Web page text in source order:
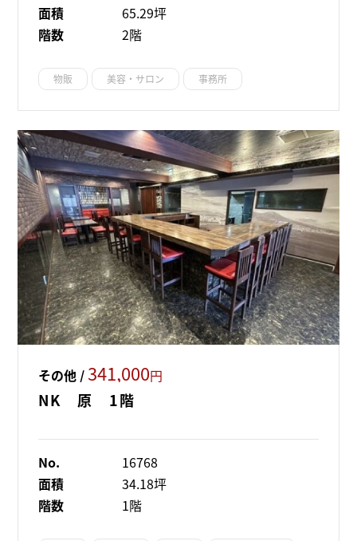
面積
65.29坪
階数
2階
物販 美容・サロン 事務所
その他 /341,000円
NK 原 1階
No.
16768
面積
34.18坪
階数
1階